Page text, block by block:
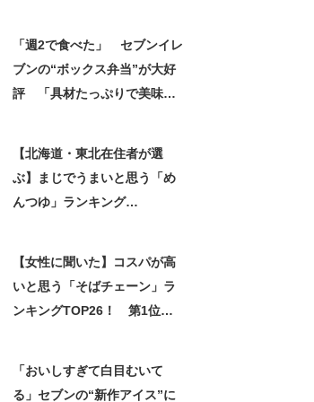
「週2で食べた」 セブンイレ
ブンの“ボックス弁当”が大好
評 「具材たっぷりで美味し
【北海道・東北在住者が選
ぶ】まじでうまいと思う「め
んつゆ」ランキング
【女性に聞いた】コスパが高
いと思う「そばチェーン」ラ
ンキングTOP26！ 第1位は
「おいしすぎて白目むいて
る」セブンの“新作アイス”に